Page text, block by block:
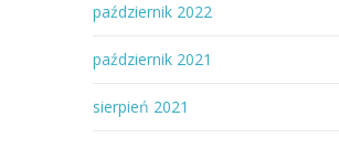
październik 2022
październik 2021
sierpień 2021